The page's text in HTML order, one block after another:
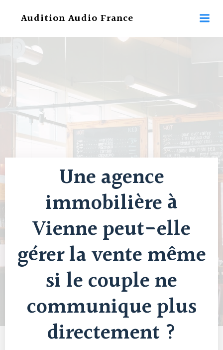
au
Audition Audio France
Une agence
immobilière à
Vienne peut-elle
gérer la vente même
si le couple ne
communique plus
directement ?